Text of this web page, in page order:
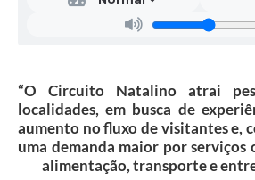
“O Circuito Natalino atrai
localidades, em busca de
aumento no fluxo de visitantes e,
uma demanda maior por serviços
alimentação, transporte e